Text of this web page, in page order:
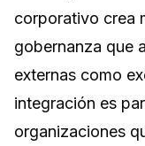
corporativo crea
gobernanza que
externas como
integración es
organizaciones